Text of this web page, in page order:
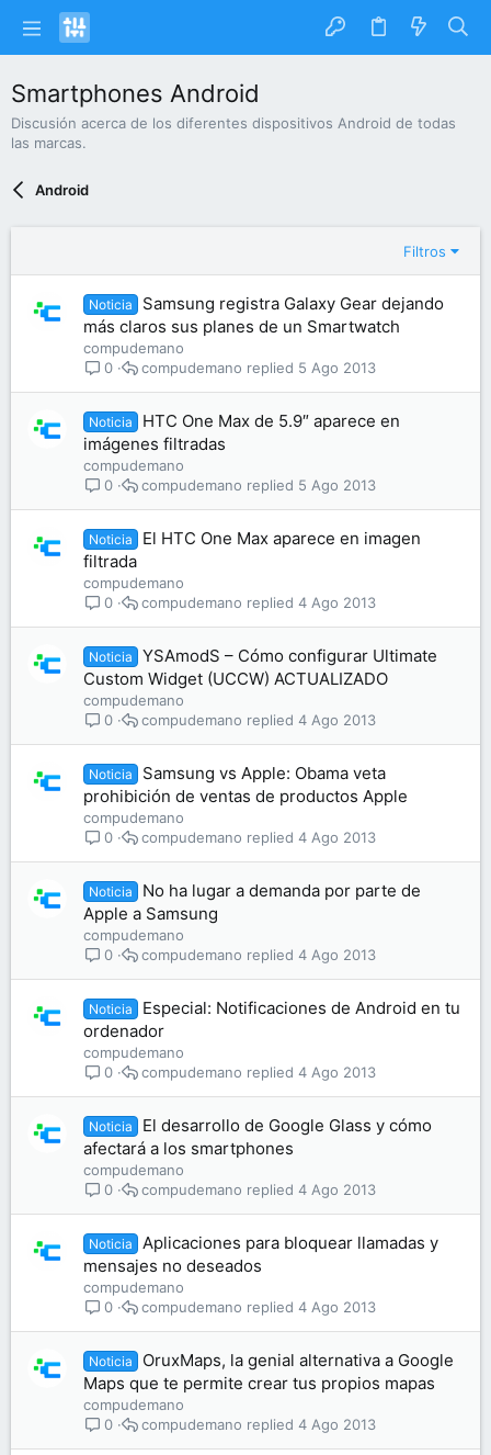
Smartphones Android
Discusión acerca de los diferentes dispositivos Android de todas
las marcas.
Android
Filtros
Noticia
Samsung registra Galaxy Gear dejando
más claros sus planes de un Smartwatch
compudemano
0
5 Ago 2013
compudemano
Noticia
HTC One Max de 5.9″ aparece en
imágenes filtradas
compudemano
0
5 Ago 2013
compudemano
Noticia
El HTC One Max aparece en imagen
filtrada
compudemano
0
4 Ago 2013
compudemano
Noticia
YSAmodS – Cómo configurar Ultimate
Custom Widget (UCCW) ACTUALIZADO
compudemano
0
4 Ago 2013
compudemano
Noticia
Samsung vs Apple: Obama veta
prohibición de ventas de productos Apple
compudemano
0
4 Ago 2013
compudemano
Noticia
No ha lugar a demanda por parte de
Apple a Samsung
compudemano
0
4 Ago 2013
compudemano
Noticia
Especial: Notificaciones de Android en tu
ordenador
compudemano
0
4 Ago 2013
compudemano
Noticia
El desarrollo de Google Glass y cómo
afectará a los smartphones
compudemano
0
4 Ago 2013
compudemano
Noticia
Aplicaciones para bloquear llamadas y
mensajes no deseados
compudemano
0
4 Ago 2013
compudemano
Noticia
OruxMaps, la genial alternativa a Google
Maps que te permite crear tus propios mapas
compudemano
0
4 Ago 2013
compudemano